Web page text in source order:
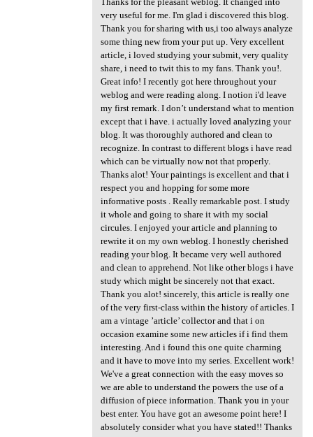
very useful for me. I'm glad i discovered this blog.
Thank you for sharing with us,i too always analyze
some thing new from your put up. Very excellent
article, i loved studying your submit, very quality
share, i need to twit this to my fans. Thank you!.
Great info! I recently got here throughout your
weblog and were reading along. I notion i'd leave
my first remark. I don’t understand what to mention
except that i have. i actually loved analyzing your
blog. It was thoroughly authored and clean to
recognize. In contrast to different blogs i have read
which can be virtually now not that properly.
Thanks alot! Your paintings is excellent and that i
respect you and hopping for some more
informative posts . Really remarkable post. I study
it whole and going to share it with my social
circules. I enjoyed your article and planning to
rewrite it on my own weblog. I honestly cherished
reading your blog. It became very well authored
and clean to apprehend. Not like other blogs i have
study which might be sincerely not that exact.
Thank you alot! sincerely, this article is really one
of the very first-class within the history of articles. I
am a vintage ’article’ collector and that i on
occasion examine some new articles if i find them
interesting. And i found this one quite charming
and it have to move into my series. Excellent work!
We've a great connection with the easy moves so
we are able to understand the powers the use of a
diffusion of piece information. Thank you in your
best enter. You have got an awesome point here! I
absolutely consider what you have stated!! Thanks